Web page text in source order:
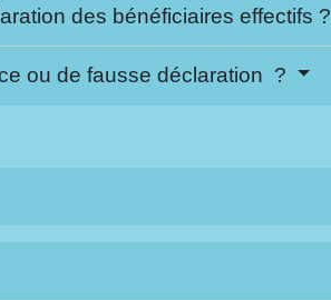
des bénéficiaires effectifs ?
ou de fausse déclaration ?